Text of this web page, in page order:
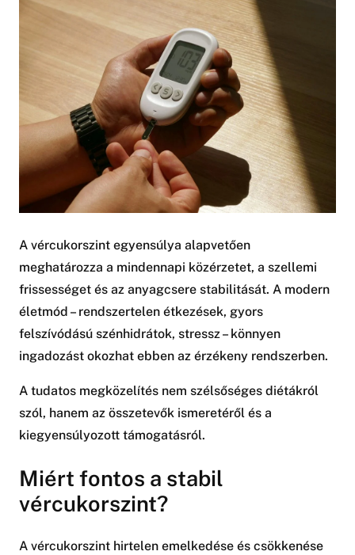
A vércukorszint egyensúlya alapvetően
meghatározza a mindennapi közérzetet, a szellemi
frissességet és az anyagcsere stabilitását. A modern
életmód – rendszertelen étkezések, gyors
felszívódású szénhidrátok, stressz – könnyen
ingadozást okozhat ebben az érzékeny rendszerben.
A tudatos megközelítés nem szélsőséges diétákról
szól, hanem az összetevők ismeretéről és a
kiegyensúlyozott támogatásról.
Miért fontos a stabil
vércukorszint?
A vércukorszint hirtelen emelkedése és csökkenése